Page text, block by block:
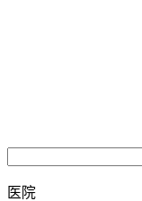
医院